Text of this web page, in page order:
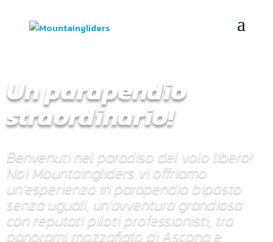
Un parapendio
straordinario!
Benvenuti nel paradiso del volo libero!
Noi Mountaingliders vi offriamo
un’esperienza in parapendio biposto
senza uguali, un’avventura grandiosa
con reputati piloti professionisti, tra
panorami mozzafiato di Ascona e